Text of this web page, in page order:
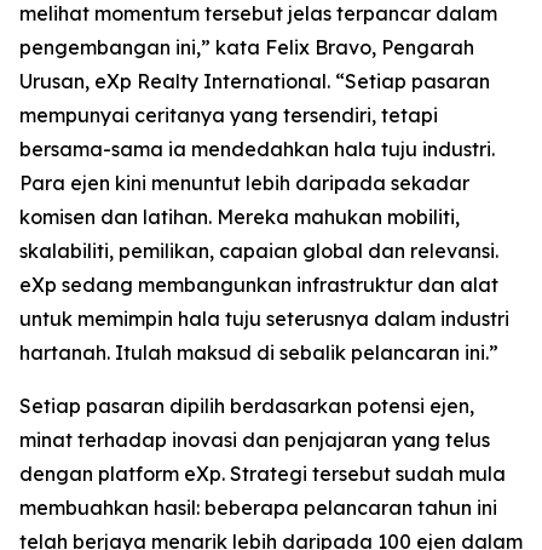
melihat momentum tersebut jelas terpancar dalam
pengembangan ini,” kata Felix Bravo, Pengarah
Urusan, eXp Realty International. “Setiap pasaran
mempunyai ceritanya yang tersendiri, tetapi
bersama-sama ia mendedahkan hala tuju industri.
Para ejen kini menuntut lebih daripada sekadar
komisen dan latihan. Mereka mahukan mobiliti,
skalabiliti, pemilikan, capaian global dan relevansi.
eXp sedang membangunkan infrastruktur dan alat
untuk memimpin hala tuju seterusnya dalam industri
hartanah. Itulah maksud di sebalik pelancaran ini.”
Setiap pasaran dipilih berdasarkan potensi ejen,
minat terhadap inovasi dan penjajaran yang telus
dengan platform eXp. Strategi tersebut sudah mula
membuahkan hasil: beberapa pelancaran tahun ini
telah berjaya menarik lebih daripada 100 ejen dalam